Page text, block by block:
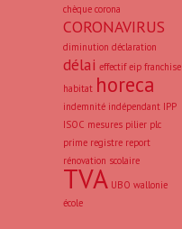
chèque corona
CORONAVIRUS
diminution déclaration
délai effectif eip franchise
habitat horeca
indemnité indépendant IPP
ISOC mesures pilier plc
prime registre report
rénovation scolaire
TVA UBO wallonie
école